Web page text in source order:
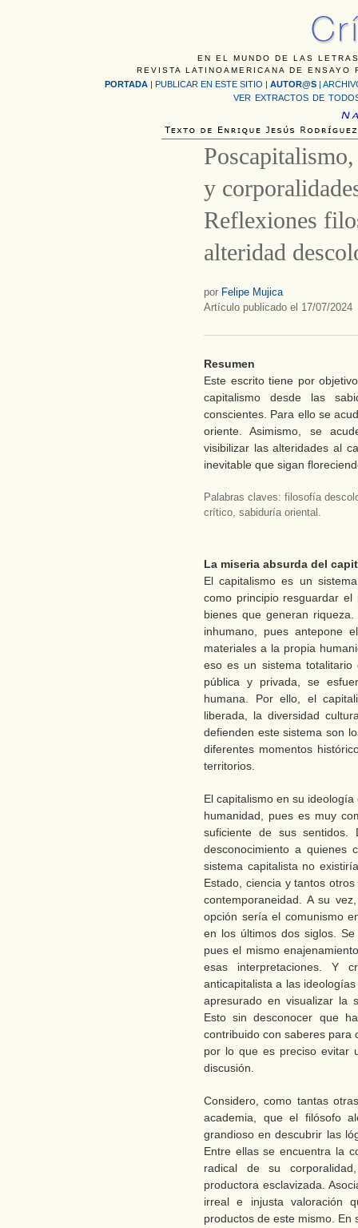
EN EL MUNDO DE LAS
REVISTA LATINOAMERICANA DE
PORTADA | PUBLICAR EN ESTE SITIO | AUTOR@S |
VER EXTRACTOS DE
y
Reflexiones
alteridad
por Felipe Mujica
Artículo publicado el 17/07/2024
Resumen
Este escrito tiene por
capitalismo desde las
conscientes. Para ello se
oriente. Asimismo, se
visibilizar las alteridades al
inevitable que sigan
Palabras claves: filosofía
crítico, sabiduría oriental.
La miseria absurda del
El capitalismo es un
como principio resguardar
bienes que generan
inhumano, pues antepone
materiales a la propia
eso es un sistema
pública y privada, se
humana. Por ello, el
liberada, la diversidad
defienden este sistema son
diferentes momentos
territorios.
El capitalismo en su
humanidad, pues es muy
suficiente de sus
desconocimiento a quienes
sistema capitalista no
Estado, ciencia y tantos
contemporaneidad. A su
opción sería el comunismo
en los últimos dos siglos.
pues el mismo
esas interpretaciones. Y
anticapitalista a las
apresurado en visualizar la
Esto sin desconocer que
contribuido con saberes para
por lo que es preciso evitar
discusión.
Considero, como tantas
academia, que el filósofo
grandioso en descubrir las
Entre ellas se encuentra la
radical de su
productora esclavizada.
irreal e injusta valoración
productos de este mismo. En